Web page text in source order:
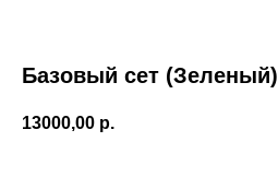
Базовый сет (Зеленый)
13000,00 р.